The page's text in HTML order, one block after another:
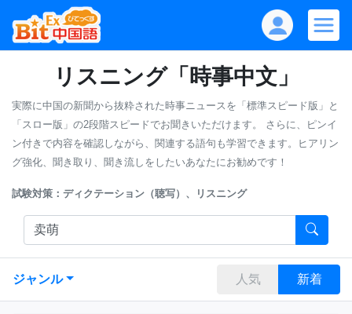
リスニング「時事中文」
実際に中国の新聞から抜粋された時事ニュースを「標準スピード版」と
「スロー版」の2段階スピードでお聞きいただけます。
さらに、ピンイ
ン付きで内容を確認しながら、関連する語句も学習できます。ヒアリン
グ強化、聞き取り、聞き流しをしたいあなたにお勧めです！
試験対策：ディクテーション（聴写）、リスニング
ジャンル 人気 新着